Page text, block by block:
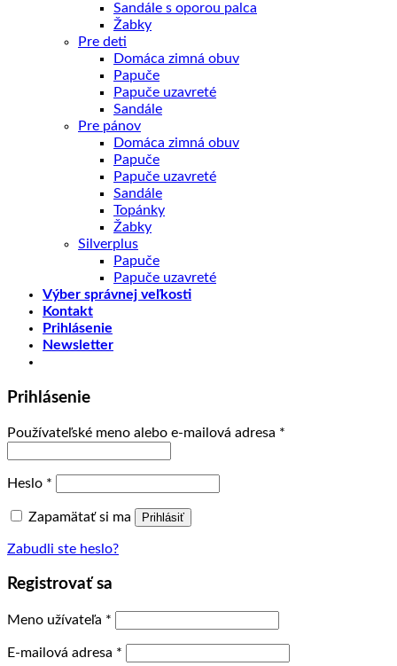
Sandále s oporou palca
Žabky
Pre deti
Domáca zimná obuv
Papuče
Papuče uzavreté
Sandále
Pre pánov
Domáca zimná obuv
Papuče
Papuče uzavreté
Sandále
Topánky
Žabky
Silverplus
Papuče
Papuče uzavreté
Výber správnej veľkosti
Kontakt
Prihlásenie
Newsletter
Prihlásenie
Používateľské meno alebo e-mailová adresa *
Heslo *
Zapamätať si ma Prihlásiť
Zabudli ste heslo?
Registrovať sa
Meno užívateľa *
E-mailová adresa *